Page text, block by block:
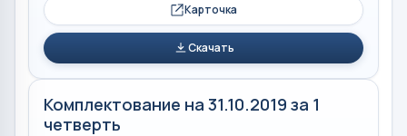
Карточка
Скачать
Комплектование на 31.10.2019 за 1
четверть